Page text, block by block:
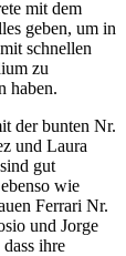
mit dem
geben, um in
schnellen
zu
haben.
der bunten Nr.
und Laura
gut
wie
Ferrari Nr.
und Jorge
ihre